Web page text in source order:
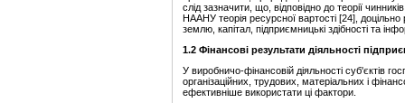
слід зазначити, що, відповідно до теорії
НААНУ теорія ресурсної вартості [24],
землю, капітал, підприємницькі здібності та
1.2 Фінансові результати діяльності
У виробничо-фінансовій діяльності суб'єктів
організаційних, трудових, матеріальних і
ефективніше використати ці фактори.